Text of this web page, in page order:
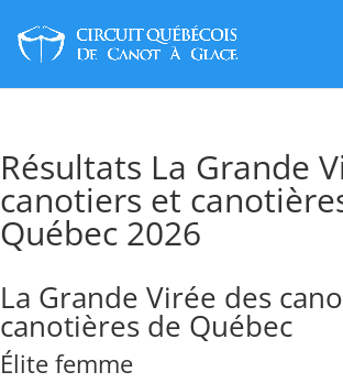
Résultats La Grande
canotiers et
Québec 2026
La Grande Virée des
canotières de Québec
Élite femme